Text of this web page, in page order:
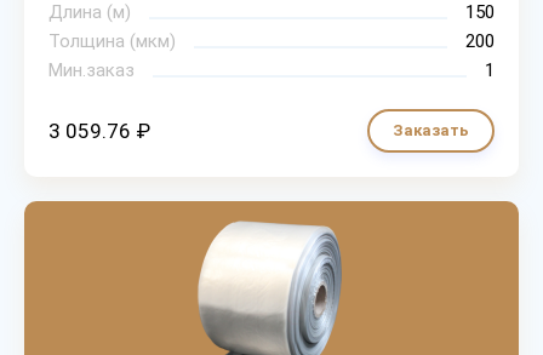
Длина (м)
150
Толщина (мкм)
200
Мин.заказ
1
3 059.76 ₽ Заказать